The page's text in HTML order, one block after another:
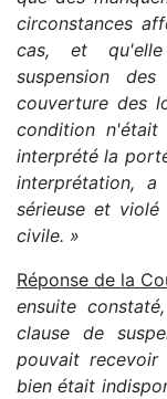
circonstances
cas, et
suspension
couverture des
condition
interprété la
interprétation,
sérieuse et
civile. »
Réponse de la
ensuite
clause de
pouvait
bien était